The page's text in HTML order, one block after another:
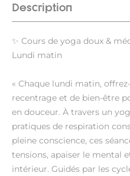
Description
✨ Cours de yoga doux &
Lundi matin
« Chaque lundi matin,
recentrage et de bien-être
en douceur. À travers un
pratiques de respiration
pleine conscience, ces
tensions, apaiser le mental
intérieur. Guidés par les